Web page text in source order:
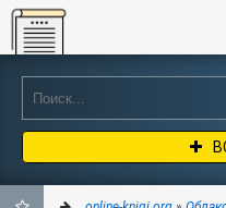
Online-knigi.org